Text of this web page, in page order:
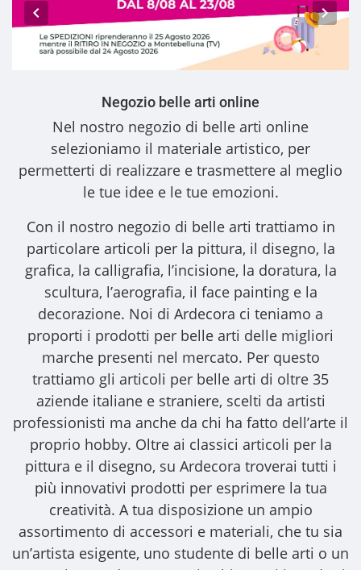
Negozio belle arti online
Nel nostro negozio di belle arti online
selezioniamo il materiale artistico, per
permetterti di realizzare e trasmettere al meglio
le tue idee e le tue emozioni.
Con il nostro negozio di belle arti trattiamo in
particolare articoli per la pittura, il disegno, la
grafica, la calligrafia, l’incisione, la doratura, la
scultura, l’aerografia, il face painting e la
decorazione. Noi di Ardecora ci teniamo a
proporti i prodotti per belle arti delle migliori
marche presenti nel mercato. Per questo
trattiamo gli articoli per belle arti di oltre 35
aziende italiane e straniere, scelti da artisti
professionisti ma anche da chi ha fatto dell’arte il
proprio hobby. Oltre ai classici articoli per la
pittura e il disegno, su Ardecora troverai tutti i
più innovativi prodotti per esprimere la tua
creatività. A tua disposizione un ampio
assortimento di accessori e materiali, che tu sia
un’artista esigente, uno studente di belle arti o un